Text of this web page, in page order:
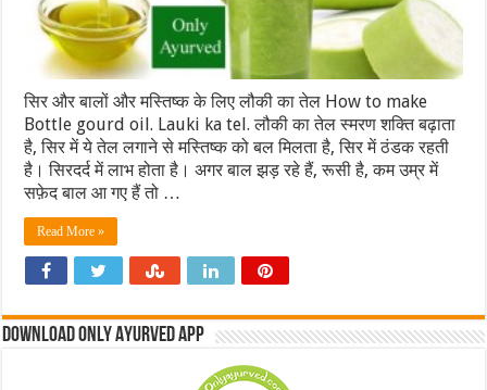
सिर और बालों और मस्तिष्क के लिए लौकी का तेल How to make
Bottle gourd oil. Lauki ka tel. लौकी का तेल स्मरण शक्ति बढ़ाता
है, सिर में ये तेल लगाने से मस्तिष्क को बल मिलता है, सिर में ठंडक रहती
है। सिरदर्द में लाभ होता है। अगर बाल झड़ रहे हैं, रूसी है, कम उम्र में
सफ़ेद बाल आ गए हैं तो …
Read More »
Download Only Ayurved App